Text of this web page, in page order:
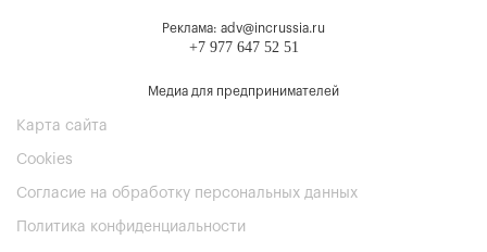
Реклама: adv@incrussia.ru
+7 977 647 52 51
Медиа для предпринимателей
Карта сайта
Cookies
Согласие на обработку персональных данных
Политика конфиденциальности